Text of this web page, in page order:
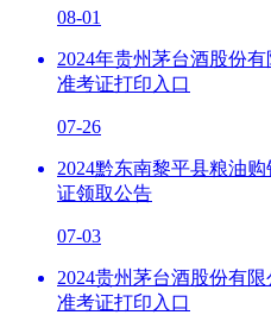
08-01
2024年贵州茅台酒股份
准考证打印入口
07-26
2024黔东南黎平县粮油
证领取公告
07-03
2024贵州茅台酒股份有
准考证打印入口